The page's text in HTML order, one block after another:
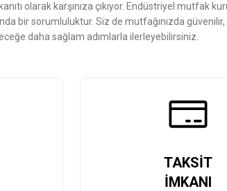
olarak karşınıza çıkıyor. Endüstriyel mutfak
bir sorumluluktur. Siz de mutfağınızda
daha sağlam adımlarla ilerleyebilirsiniz.
TAKSİT
İMKANI